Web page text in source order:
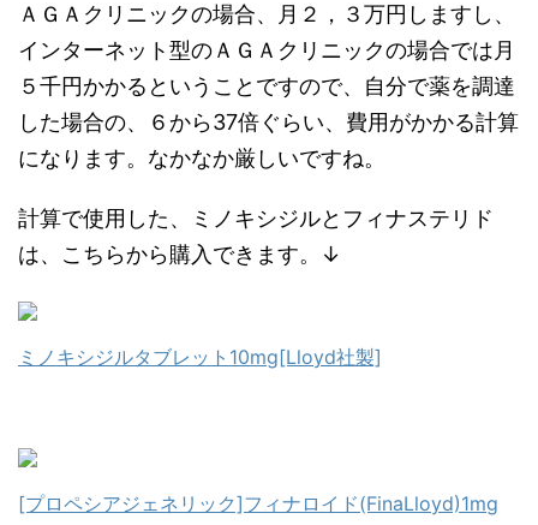
ＡＧＡクリニックの場合、月２，３万円しますし、
インターネット型のＡＧＡクリニックの場合では月
５千円かかるということですので、自分で薬を調達
した場合の、６から37倍ぐらい、費用がかかる計算
になります。なかなか厳しいですね。
計算で使用した、ミノキシジルとフィナステリド
は、こちらから購入できます。↓
ミノキシジルタブレット10mg[Lloyd社製]
[プロペシアジェネリック]フィナロイド(FinaLloyd)1mg